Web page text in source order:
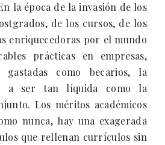
la época de la invasión de los
de los cursos, de los
enriquecedoras por el mundo
prácticas en empresas,
como becarios, la
a ser tan líquida como la
Los méritos académicos
nunca, hay una exagerada
que rellenan currículos sin